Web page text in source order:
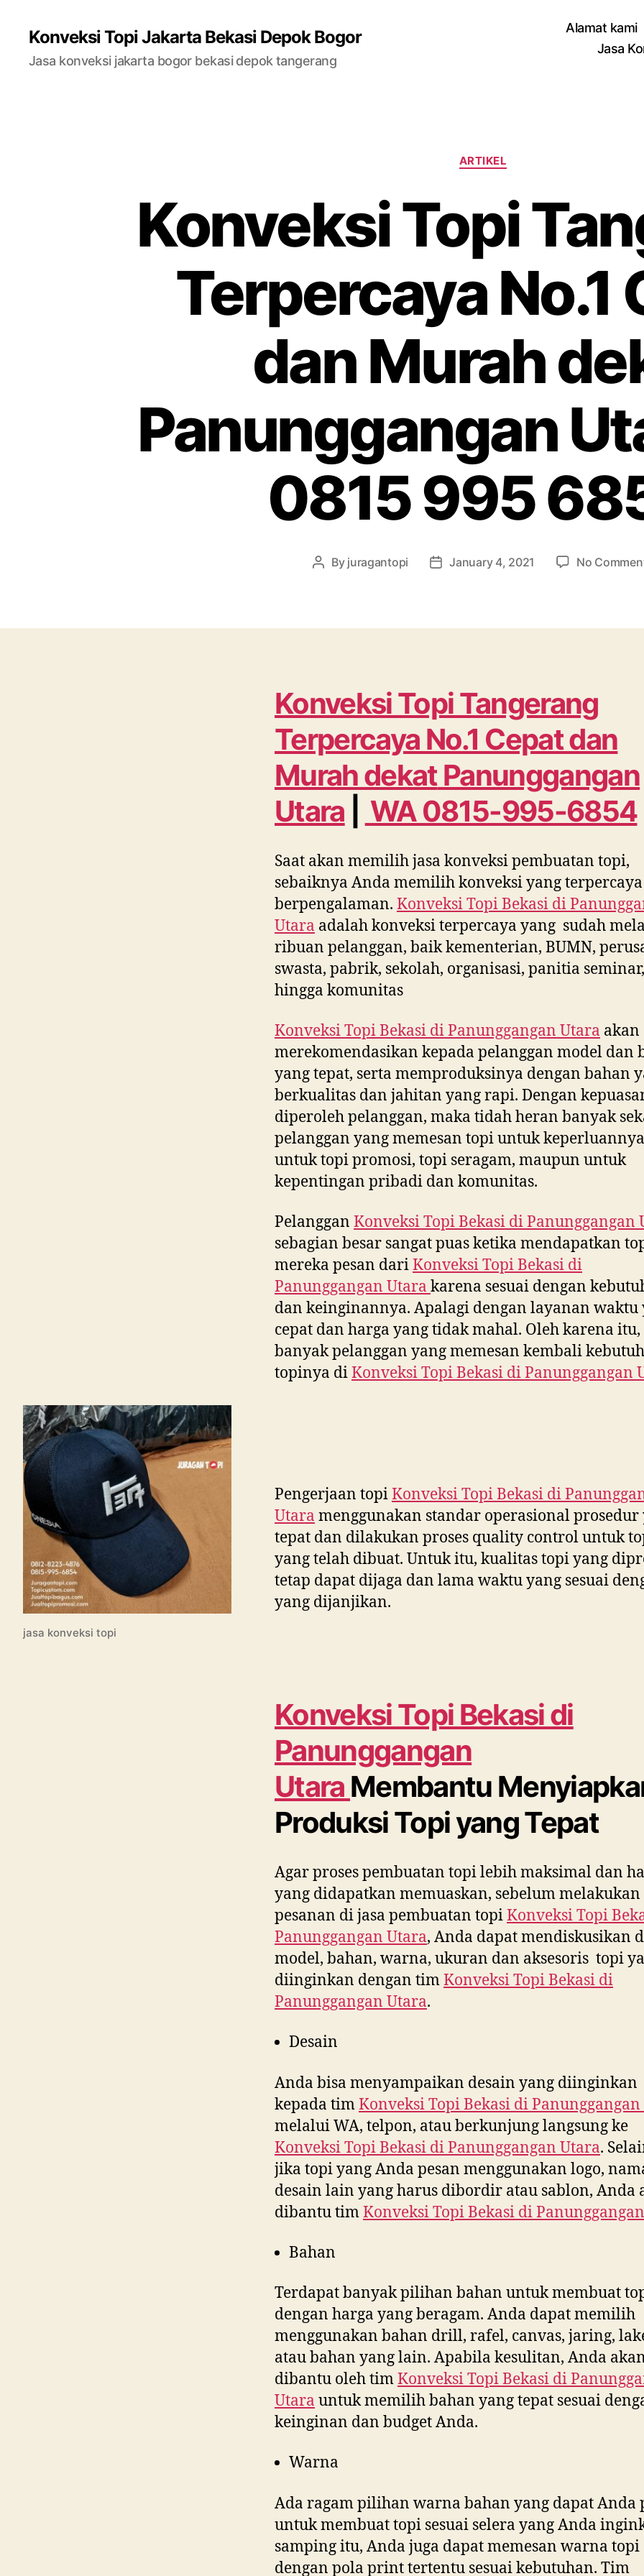
Konveksi Topi Jakarta Bekasi Depok Bogor
Jasa konveksi jakarta bogor bekasi depok tangerang
Alamat kami
Jasa
Categories
ARTIKEL
Konveksi Topi
Terpercaya No.1
dan Murah
Panunggangan
0815 995
Post
By juragantopi
PostJanuary 4, 2021 No
Konveksi Topi Tangerang
Terpercaya No.1 Cepat dan
Murah dekatPanunggangan
Utara
WA 0815-995-6854
Saat akan memilih jasa konveksi pembuatan topi,
sebaiknya Anda memilih konveksi yang
berpengalaman. Konveksi Topi Bekasi di
Utara adalah konveksi terpercaya yang sudah
ribuan pelanggan, baik kementerian, BUMN,
swasta, pabrik, sekolah, organisasi, panitia seminar,
hingga komunitas
Konveksi Topi Bekasi diPanunggangan Utara akan
merekomendasikan kepada pelanggan model dan
yang tepat, serta memproduksinya dengan bahan
berkualitas dan jahitan yang rapi. Dengan
diperoleh pelanggan, maka tidah heran banyak
pelanggan yang memesan topi untuk
untuk topi promosi, topi seragam, maupun untuk
kepentingan pribadi dan komunitas.
Pelanggan Konveksi Topi Bekasi diPanunggangan
sebagian besar sangat puas ketika mendapatkan
mereka pesan dariKonveksi Topi Bekasi di
Panunggangan Utara karena sesuai dengan
dan keinginannya. Apalagi dengan layanan waktu
cepat dan harga yang tidak mahal. Oleh karena itu,
banyak pelanggan yang memesan kembali
topinya diKonveksi Topi Bekasi diPanunggangan
jasa konveksi topi
Pengerjaan topiKonveksi Topi Bekasi di
Utara menggunakan standar operasional prosedur
tepat dan dilakukan proses quality control untuk
yang telah dibuat. Untuk itu, kualitas topi yang
tetap dapat dijaga dan lama waktu yang sesuai
yang dijanjikan.
Konveksi Topi Bekasi di
Panunggangan
Utara Membantu
Produksi Topi yang Tepat
Agar proses pembuatan topi lebih maksimal dan
yang didapatkan memuaskan, sebelum melakukan
pesanan di jasa pembuatan topiKonveksi Topi
Panunggangan Utara, Anda dapat mendiskusikan
model, bahan, warna, ukuran dan aksesoris topi
diinginkan dengan timKonveksi Topi Bekasi di
Panunggangan Utara.
Desain
Anda bisa menyampaikan desain yang diinginkan
kepada timKonveksi Topi Bekasi di
melalui WA, telpon, atau berkunjung langsung ke
Konveksi Topi Bekasi diPanunggangan Utara.
jika topi yang Anda pesan menggunakan logo,
desain lain yang harus dibordir atau sablon, Anda
dibantu timKonveksi Topi Bekasi di
Bahan
Terdapat banyak pilihan bahan untuk membuat
dengan harga yang beragam. Anda dapat memilih
menggunakan bahan drill, rafel, canvas, jaring,
atau bahan yang lain. Apabila kesulitan, Anda
dibantu oleh timKonveksi Topi Bekasi di
Utara untuk memilih bahan yang tepat sesuai
keinginan dan budget Anda.
Warna
Ada ragam pilihan warna bahan yang dapat Anda
untuk membuat topi sesuai selera yang Anda
samping itu, Anda juga dapat memesan warna topi
dengan pola print tertentu sesuai kebutuhan. Tim